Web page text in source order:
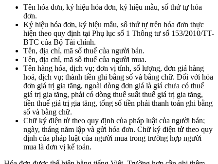
Tên hóa đơn, ký hiệu hóa đơn, ký hiệu mẫu, số thứ tự hóa
đơn.
Ký hiệu hóa đơn, ký hiệu mẫu, số thứ tự trên hóa đơn thực
hiện theo quy định tại Phụ lục số 1 Thông tư số 153/2010/TT-
BTC của Bộ Tài chính.
Tên, địa chỉ, mã số thuế của người bán.
Tên, địa chỉ, mã số thuế của người mua.
Tên hàng hóa, dịch vụ; đơn vị tính, số lượng, đơn giá hàng
hoá, dịch vụ; thành tiền ghi bằng số và bằng chữ. Đối với hóa
đơn giá trị gia tăng, ngoài dòng đơn giá là giá chưa có thuế
giá trị gia tăng, phải có dòng thuế suất thuế giá trị gia tăng,
tiền thuế giá trị gia tăng, tổng số tiền phải thanh toán ghi bằng
số và bằng chữ.
Chữ ký điện tử theo quy định của pháp luật của người bán;
ngày, tháng năm lập và gửi hóa đơn. Chữ ký điện tử theo quy
định của pháp luật của người mua trong trường hợp người
mua là đơn vị kế toán.